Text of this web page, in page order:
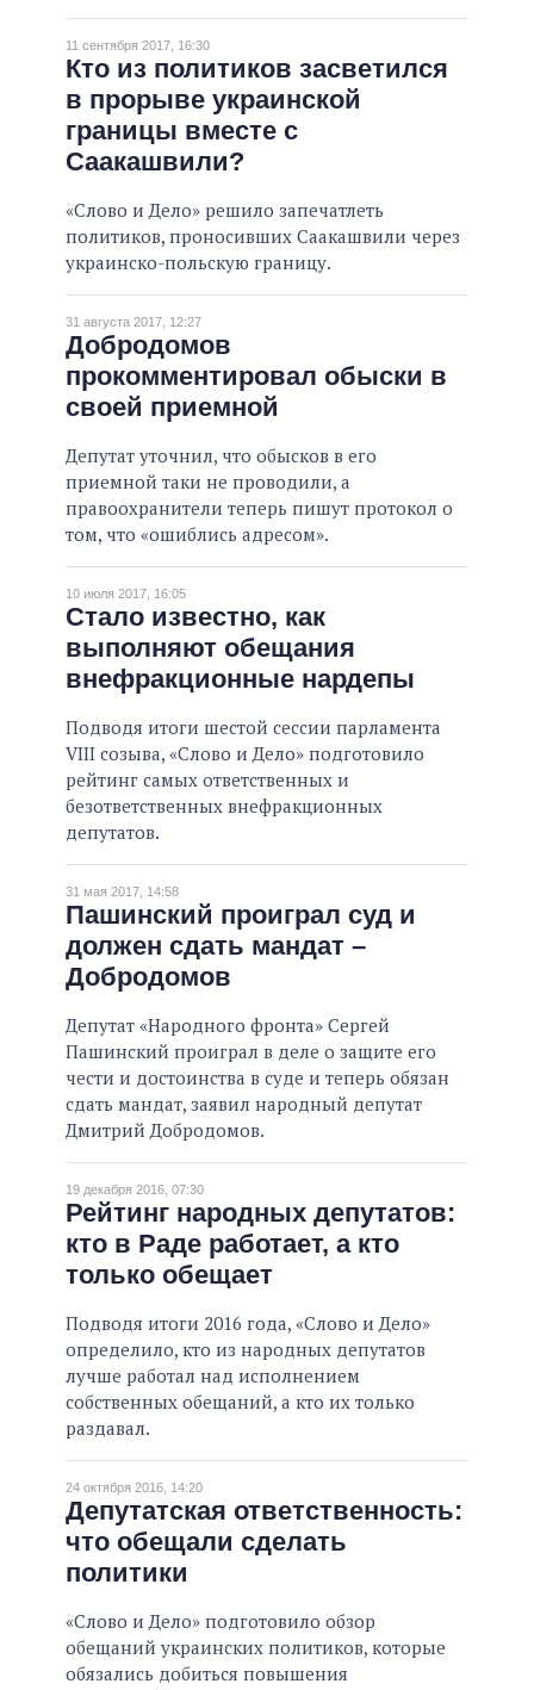
11 сентября 2017, 16:30
Кто из политиков засветился
в прорыве украинской
границы вместе с
Саакашвили?
«Слово и Дело» решило запечатлеть
политиков, проносивших Саакашвили через
украинско-польскую границу.
31 августа 2017, 12:27
Добродомов
прокомментировал обыски в
своей приемной
Депутат уточнил, что обысков в его
приемной таки не проводили, а
правоохранители теперь пишут протокол о
том, что «ошиблись адресом».
10 июля 2017, 16:05
Стало известно, как
выполняют обещания
внефракционные нардепы
Подводя итоги шестой сессии парламента
VIII созыва, «Слово и Дело» подготовило
рейтинг самых ответственных и
безответственных внефракционных
депутатов.
31 мая 2017, 14:58
Пашинский проиграл суд и
должен сдать мандат –
Добродомов
Депутат «Народного фронта» Сергей
Пашинский проиграл в деле о защите его
чести и достоинства в суде и теперь обязан
сдать мандат, заявил народный депутат
Дмитрий Добродомов.
19 декабря 2016, 07:30
Рейтинг народных депутатов:
кто в Раде работает, а кто
только обещает
Подводя итоги 2016 года, «Слово и Дело»
определило, кто из народных депутатов
лучше работал над исполнением
собственных обещаний, а кто их только
раздавал.
24 октября 2016, 14:20
Депутатская ответственность:
что обещали сделать
политики
«Слово и Дело» подготовило обзор
обещаний украинских политиков, которые
обязались добиться повышения